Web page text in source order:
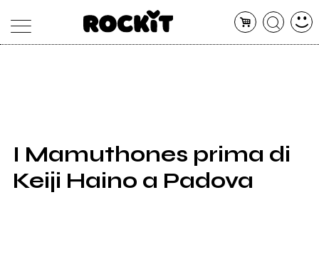
SHOP
RADIO
I Mamuthones prima di
Keiji Haino a Padova